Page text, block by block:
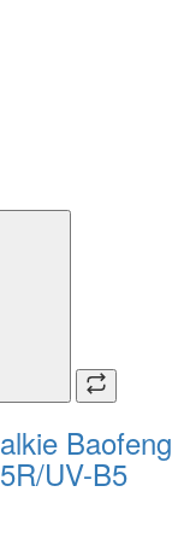
Baofeng
UV-B5